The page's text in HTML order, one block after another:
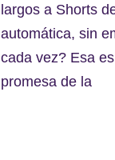
largos a Shorts
automática, sin
cada vez? Esa
promesa de la